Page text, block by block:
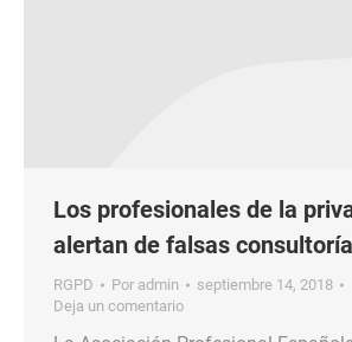
Los profesionales de la
alertan de falsas
RGPD Por admin
septiembre 14, 2018
Deja un comentario